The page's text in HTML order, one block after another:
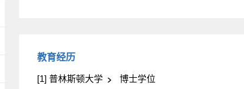
教育经历
[1] 普林斯顿大学
博士学位